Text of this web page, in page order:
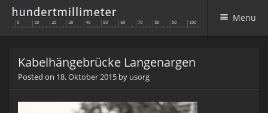
Menu
Kabelhängebrücke Langenargen
Posted on 18. Oktober 2015 by usorg